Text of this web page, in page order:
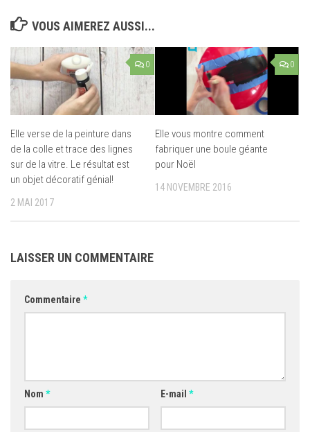
VOUS AIMEREZ AUSSI...
0
Elle verse de la peinture dans
de la colle et trace des lignes
sur de la vitre. Le résultat est
un objet décoratif génial!
2 MAI 2017
0
Elle vous montre comment
fabriquer une boule géante
pour Noël
14 NOVEMBRE 2016
LAISSER UN COMMENTAIRE
Commentaire *
Nom * E-mail *